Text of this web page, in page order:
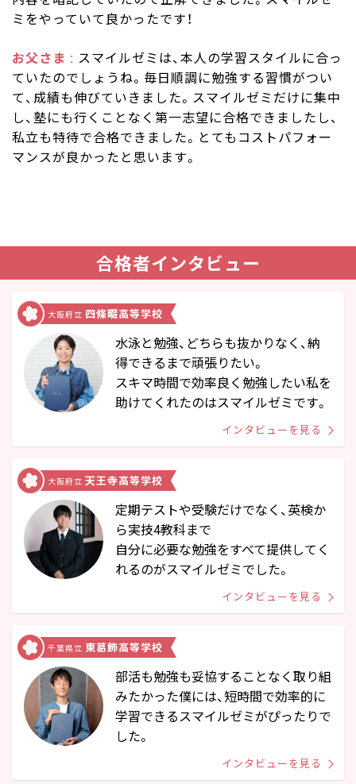
ミをやっていて良かったです！
お父さま
スマイルゼミは、本人の学習スタイルに合っ
ていたのでしょうね。毎日順調に勉強する習慣がつい
て、成績も伸びていきました。スマイルゼミだけに集中
し、塾にも行くことなく第一志望に合格できましたし、
私立も特待で合格できました。とてもコストパフォー
マンスが良かったと思います。
合格者インタビュー
大阪府立 四條畷高等学校
水泳と勉強、どちらも抜かりなく、納
得できるまで頑張りたい。
スキマ時間で効率良く勉強したい私を
助けてくれたのはスマイルゼミです。
インタビューを見る
大阪府立 天王寺高等学校
定期テストや受験だけでなく、英検か
ら実技4教科まで
自分に必要な勉強をすべて提供してく
れるのがスマイルゼミでした。
インタビューを見る
千葉県立 東葛飾高等学校
部活も勉強も妥協することなく取り組
みたかった僕には、短時間で効率的に
学習できるスマイルゼミがぴったりで
した。
インタビューを見る